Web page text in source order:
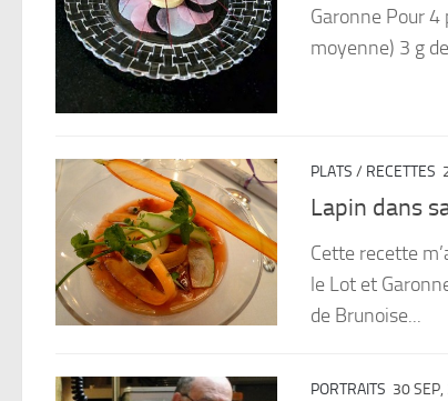
Garonne Pour 4
moyenne) 3 g
PLATS / RECETTES
Lapin dans
Cette recette
le Lot et
de Brunoise...
PORTRAITS 30